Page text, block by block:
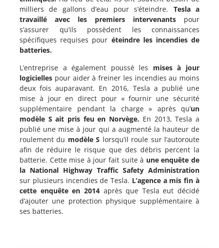
milliers de gallons d’eau pour s’éteindre. Tesla a
travaillé avec les premiers intervenants pour
s’assurer qu’ils possèdent les connaissances
spécifiques requises pour éteindre les incendies de
batteries.
L’entreprise a également poussé les mises à jour
logicielles pour aider à freiner les incendies au moins
deux fois auparavant. En 2016, Tesla a publié une
mise à jour en direct pour « fournir une sécurité
supplémentaire pendant la charge » après qu’un
modèle S ait pris feu en Norvège. En 2013, Tesla a
publié une mise à jour qui a augmenté la hauteur de
roulement du modèle S lorsqu’il roule sur l’autoroute
afin de réduire le risque que des débris percent la
batterie. Cette mise à jour fait suite à une enquête de
la National Highway Traffic Safety Administration
sur plusieurs incendies de Tesla. L’agence a mis fin à
cette enquête en 2014après que Tesla eut décidé
d’ajouter une protection physique supplémentaire à
ses batteries.